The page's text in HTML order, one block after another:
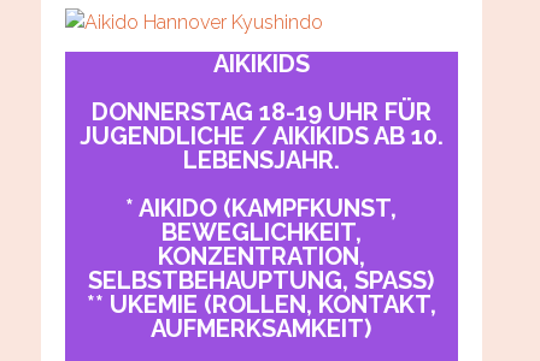
AIKIKIDS
DONNERSTAG 18-19 UHR FÜR
JUGENDLICHE / AIKIKIDS AB 10.
LEBENSJAHR.
* AIKIDO (KAMPFKUNST,
BEWEGLICHKEIT,
KONZENTRATION,
SELBSTBEHAUPTUNG, SPASS)
** UKEMIE (ROLLEN, KONTAKT,
AUFMERKSAMKEIT)